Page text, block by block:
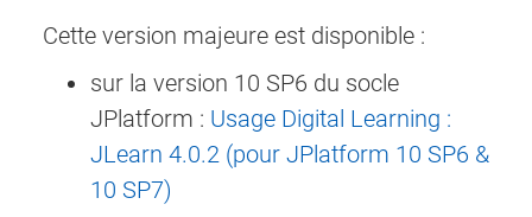
Cette version majeure est disponible :
sur la version 10 SP6 du socle
JPlatform : Usage Digital Learning :
JLearn 4.0.2 (pour JPlatform 10 SP6 &
10 SP7)